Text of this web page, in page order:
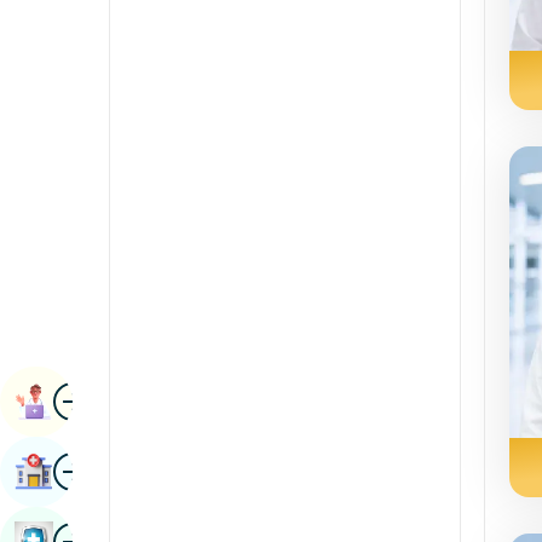
ምስልቀጠሮ ማስያዝ
ምስልሆስፒታል ፈልግ
ምስል